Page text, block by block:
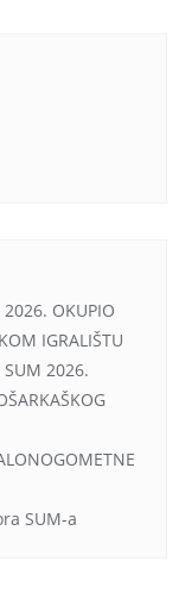
2026. OKUPIO
IGRALIŠTU
SUM 2026.
SUM-a